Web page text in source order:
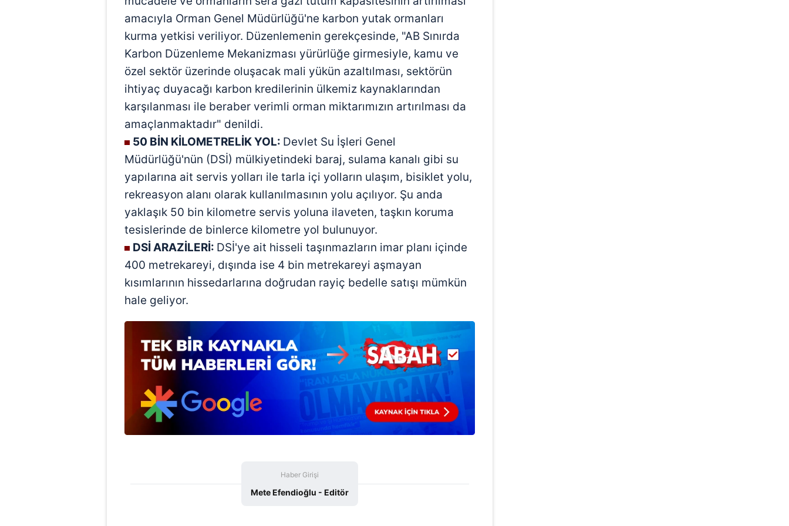
mevzuata uygun olarak kullanılan çerezlerle ilgili bilgi almak için lütfentıklayınız
amacıyla Orman Genel Müdürlüğü'ne karbon yutak ormanları
kurma yetkisi veriliyor. Düzenlemenin gerekçesinde, "AB Sınırda
Karbon Düzenleme Mekanizması yürürlüğe girmesiyle, kamu ve
özel sektör üzerinde oluşacak mali yükün azaltılması, sektörün
ihtiyaç duyacağı karbon kredilerinin ülkemiz kaynaklarından
karşılanması ile beraber verimli orman miktarımızın artırılması da
amaçlanmaktadır" denildi.
50 BİN KİLOMETRELİK YOL: Devlet Su İşleri Genel
Müdürlüğü'nün (DSİ) mülkiyetindeki baraj, sulama kanalı gibi su
yapılarına ait servis yolları ile tarla içi yolların ulaşım, bisiklet yolu,
rekreasyon alanı olarak kullanılmasının yolu açılıyor. Şu anda
yaklaşık 50 bin kilometre servis yoluna ilaveten, taşkın koruma
tesislerinde de binlerce kilometre yol bulunuyor.
DSİ ARAZİLERİ: DSİ'ye ait hisseli taşınmazların imar planı içinde
400 metrekareyi, dışında ise 4 bin metrekareyi aşmayan
kısımlarının hissedarlarına doğrudan rayiç bedelle satışı mümkün
hale geliyor.
Haber Girişi
Mete Efendioğlu - Editör